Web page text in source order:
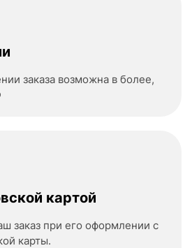
заказа возможна в более,
картой
заказ при его оформлении с
карты.